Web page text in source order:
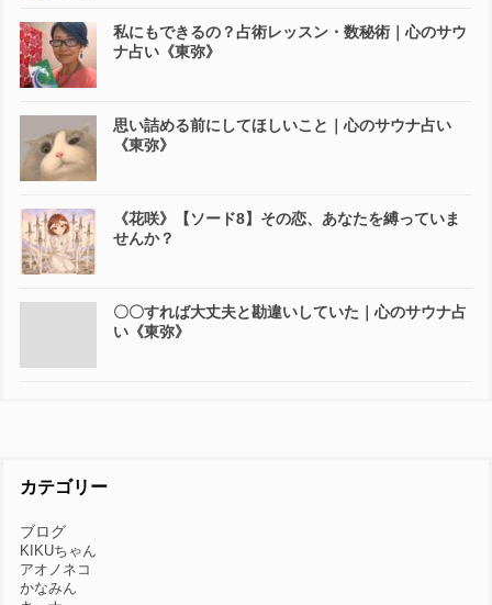
私にもできるの？占術レッスン・数秘術｜心のサウ
ナ占い《東弥》
思い詰める前にしてほしいこと｜心のサウナ占い
《東弥》
《花咲》【ソード8】その恋、あなたを縛っていま
せんか？
〇〇すれば大丈夫と勘違いしていた｜心のサウナ占
い《東弥》
カテゴリー
ブログ
KIKUちゃん
アオノネコ
かなみん